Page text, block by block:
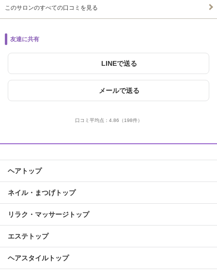
このサロンのすべての口コミを見る
友達に共有
LINEで送る
メールで送る
口コミ平均点： 4.86 （198件）
ヘアトップ
ネイル・まつげトップ
リラク・マッサージトップ
エステトップ
ヘアスタイルトップ